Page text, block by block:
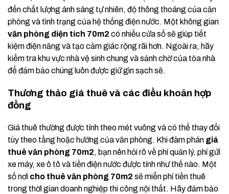
đến chất lượng ánh sáng tự nhiên, độ thông thoáng của căn
phòng và tình trạng của hệ thống điện nước. Một không gian
văn phòng diện tích 70m2 có nhiều cửa sổ sẽ giúp tiết
kiệm điện năng và tạo cảm giác rộng rãi hơn. Ngoài ra, hãy
kiểm tra khu vực nhà vệ sinh chung và sảnh chờ của tòa nhà
để đảm bảo chúng luôn được giữ gìn sạch sẽ.
Thương thảo giá thuê và các điều khoản hợp
đồng
Giá thuê thường được tính theo mét vuông và có thể thay đổi
tùy theo tầng hoặc hướng của văn phòng. Khi đàm phán giá
thuê văn phòng 70m2, bạn nên hỏi rõ về phí quản lý, phí gửi
xe máy, xe ô tô và tiền điện nước được tính như thế nào. Một
số nơi cho thuê văn phòng 70m2 sẽ miễn phí tiền thuê
trong thời gian doanh nghiệp thi công nội thất. Hãy đảm bảo